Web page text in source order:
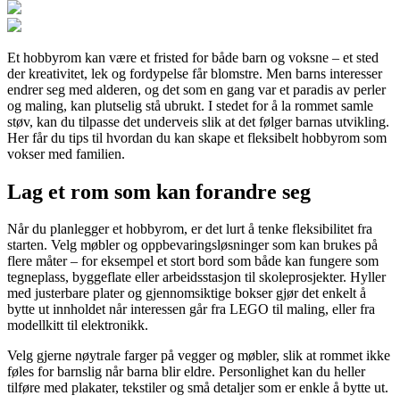
Et hobbyrom kan være et fristed for både barn og voksne – et sted
der kreativitet, lek og fordypelse får blomstre. Men barns interesser
endrer seg med alderen, og det som en gang var et paradis av perler
og maling, kan plutselig stå ubrukt. I stedet for å la rommet samle
støv, kan du tilpasse det underveis slik at det følger barnas utvikling.
Her får du tips til hvordan du kan skape et fleksibelt hobbyrom som
vokser med familien.
Lag et rom som kan forandre seg
Når du planlegger et hobbyrom, er det lurt å tenke fleksibilitet fra
starten. Velg møbler og oppbevaringsløsninger som kan brukes på
flere måter – for eksempel et stort bord som både kan fungere som
tegneplass, byggeflate eller arbeidsstasjon til skoleprosjekter. Hyller
med justerbare plater og gjennomsiktige bokser gjør det enkelt å
bytte ut innholdet når interessen går fra LEGO til maling, eller fra
modellkitt til elektronikk.
Velg gjerne nøytrale farger på vegger og møbler, slik at rommet ikke
føles for barnslig når barna blir eldre. Personlighet kan du heller
tilføre med plakater, tekstiler og små detaljer som er enkle å bytte ut.